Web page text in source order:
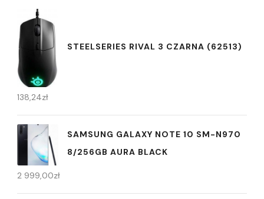
STEELSERIES RIVAL 3 CZARNA (62513)
138,24zł
SAMSUNG GALAXY NOTE 10 SM-N970
8/256GB AURA BLACK
2 999,00zł